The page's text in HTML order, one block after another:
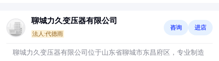
聊城力久变压器有限公司
法人:代德雨
咨询 进店
聊城力久变压器有限公司位于山东省聊城市东昌府区，专业制造